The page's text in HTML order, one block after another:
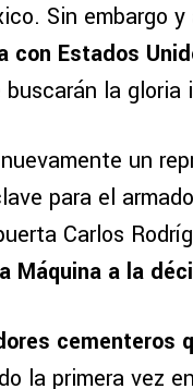
Sin embargo
con Estados
la gloria
un
para el
Carlos
Máquina a la
cementeros
la primera vez